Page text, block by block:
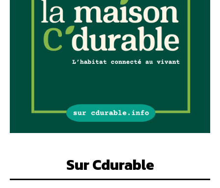
Sur Cdurable